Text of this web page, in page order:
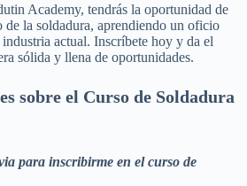
Academy, tendrás la oportunidad de
de la soldadura, aprendiendo un oficio
actual. Inscríbete hoy y da el
sólida y llena de oportunidades.
sobre el Curso de Soldadura
para inscribirme en el curso de